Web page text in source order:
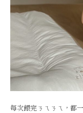
每次餵完ㄋㄟㄋㄟ，都